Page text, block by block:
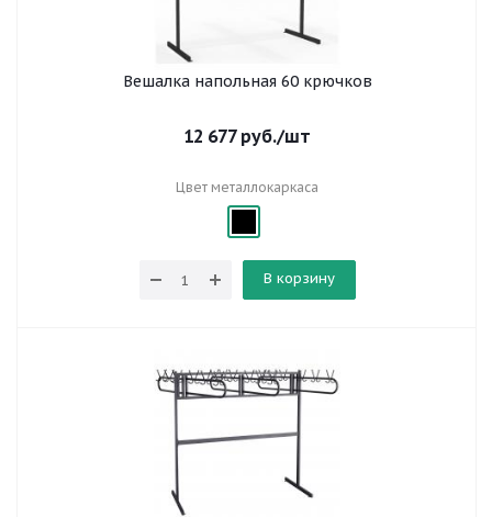
Вешалка напольная 60 крючков
12 677руб./шт
Цвет металлокаркаса
В корзину